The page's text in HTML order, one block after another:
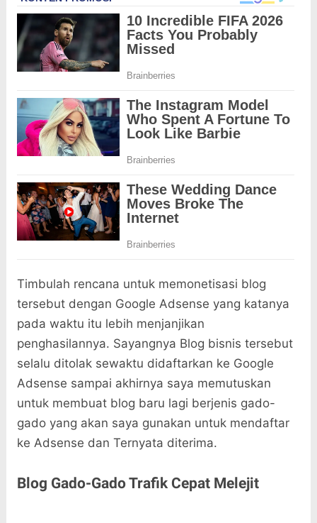
Timbulah rencana untuk memonetisasi blog
tersebut dengan Google Adsense yang katanya
pada waktu itu lebih menjanjikan
penghasilannya. Sayangnya Blog bisnis tersebut
selalu ditolak sewaktu didaftarkan ke Google
Adsense sampai akhirnya saya memutuskan
untuk membuat blog baru lagi berjenis gado-
gado yang akan saya gunakan untuk mendaftar
ke Adsense dan Ternyata diterima.
Blog Gado-Gado Trafik Cepat Melejit